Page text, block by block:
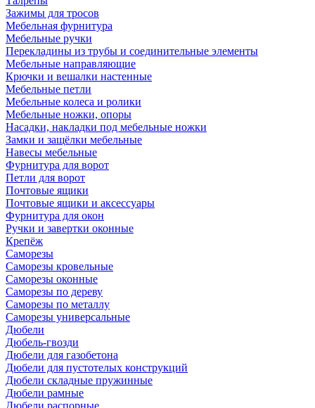
Зажимы для тросов
Мебельная фурнитура
Мебельные ручки
Перекладины из трубы и соединительные элементы
Мебельные направляющие
Крючки и вешалки настенные
Мебельные петли
Мебельные колеса и ролики
Мебельные ножки, опоры
Насадки, накладки под мебельные ножки
Замки и защёлки мебельные
Навесы мебельные
Фурнитура для ворот
Петли для ворот
Почтовые ящики
Почтовые ящики и аксессуары
Фурнитура для окон
Ручки и завертки оконные
Крепёж
Саморезы
Саморезы кровельные
Саморезы оконные
Саморезы по дереву
Саморезы по металлу
Саморезы универсальные
Дюбели
Дюбель-гвозди
Дюбели для газобетона
Дюбели для пустотелых конструкций
Дюбели складные пружинные
Дюбели рамные
Дюбели распорные